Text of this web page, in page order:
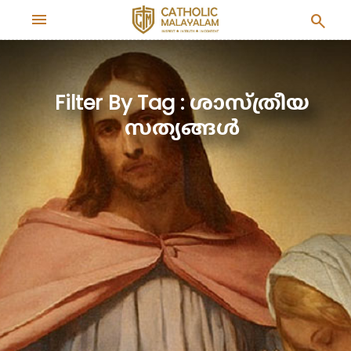
menu search
Filter By Tag : ശാസ്ത്രീയ
സത്യങ്ങൾ